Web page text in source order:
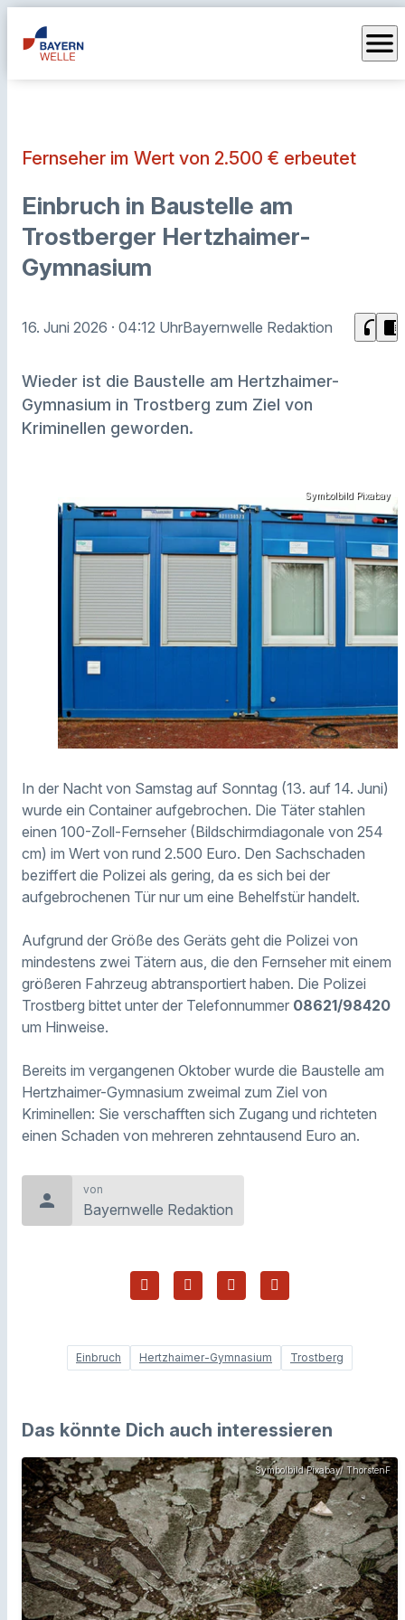
menu
Fernseher im Wert von 2.500 € erbeutet
Einbruch in Baustelle am
Trostberger Hertzhaimer-
Gymnasium
16. Juni 2026 · 04:12 UhrBayernwelle Redaktion headphones chrome_reader_mode
Wieder ist die Baustelle am Hertzhaimer-
Gymnasium in Trostberg zum Ziel von
Kriminellen geworden.
Symbolbild Pixabay
In der Nacht von Samstag auf Sonntag (13. auf 14. Juni)
wurde ein Container aufgebrochen. Die Täter stahlen
einen 100-Zoll-Fernseher (Bildschirmdiagonale von 254
cm) im Wert von rund 2.500 Euro. Den Sachschaden
beziffert die Polizei als gering, da es sich bei der
aufgebrochenen Tür nur um eine Behelfstür handelt.
Aufgrund der Größe des Geräts geht die Polizei von
mindestens zwei Tätern aus, die den Fernseher mit einem
größeren Fahrzeug abtransportiert haben. Die Polizei
Trostberg bittet unter der Telefonnummer 08621/98420
um Hinweise.
Bereits im vergangenen Oktober wurde die Baustelle am
Hertzhaimer-Gymnasium zweimal zum Ziel von
Kriminellen: Sie verschafften sich Zugang und richteten
einen Schaden von mehreren zehntausend Euro an.
person
von
Bayernwelle Redaktion
Einbruch Hertzhaimer-Gymnasium Trostberg
Das könnte Dich auch interessieren
Symbolbild Pixabay/ ThorstenF